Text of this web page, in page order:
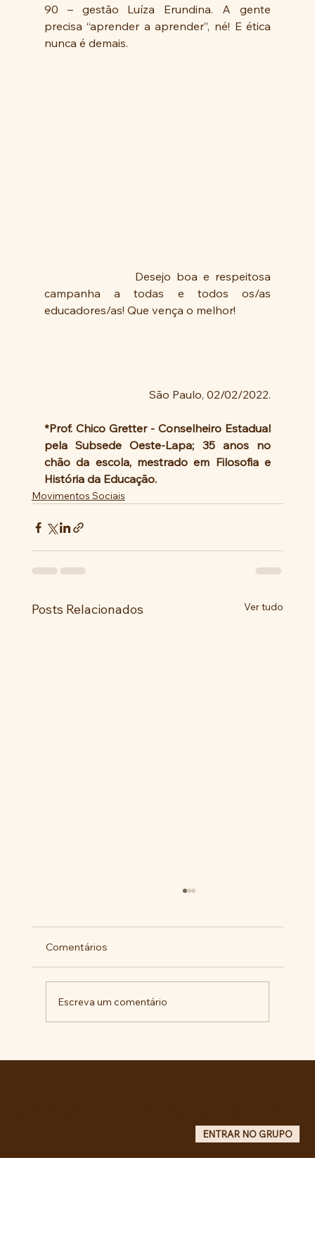
90 – gestão Luíza Erundina. A gente
precisa “aprender a aprender”, né! E ética
nunca é demais.
campanha a todas e todos os/as
educadores/as! Que vença o melhor!
São Paulo, 02/02/2022.
*Prof. Chico Gretter - Conselheiro Estadual
pela Subsede Oeste-Lapa; 35 anos no
chão da escola, mestrado em Filosofia e
História da Educação.
Movimentos Sociais
Posts Relacionados Ver tudo
Comentários
Escreva um comentário
ENTRAR NO GRUPO